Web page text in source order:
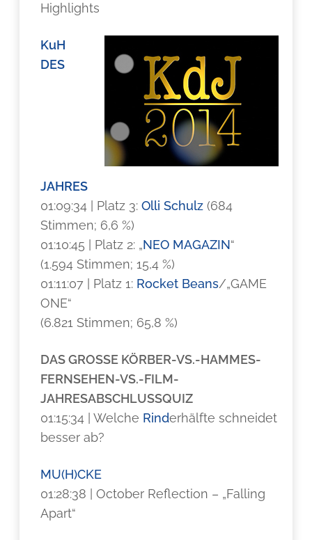
Highlights
KuH
DES
JAHRES
01:09:34 | Platz 3:Olli Schulz (684
Stimmen; 6,6 %)
01:10:45 | Platz 2: „NEO MAGAZIN“
(1.594 Stimmen; 15,4 %)
01:11:07 | Platz 1: Rocket Beans/„GAME
ONE“
(6.821 Stimmen; 65,8 %)
DAS GROSSE KÖRBER-VS.-HAMMES-
FERNSEHEN-VS.-FILM-
JAHRESABSCHLUSSQUIZ
01:15:34 |
Welche Rinderhälfte schneidet
besser ab?
MU(H)CKE
01:28:38 | October Reflection – „Falling
Apart“